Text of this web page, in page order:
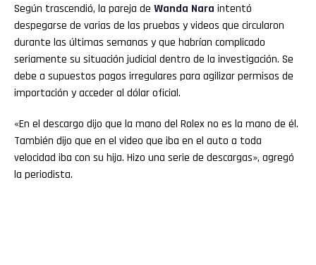
Según trascendió, la pareja de Wanda Nara intentó
despegarse de varias de las pruebas y videos que circularon
durante las últimas semanas y que habrían complicado
seriamente su situación judicial dentro de la investigación. Se
debe a supuestos pagos irregulares para agilizar permisos de
importación y acceder al dólar oficial.
«En el descargo dijo que la mano del Rolex no es la mano de él.
También dijo que en el video que iba en el auto a toda
velocidad iba con su hija. Hizo una serie de descargas», agregó
la periodista.